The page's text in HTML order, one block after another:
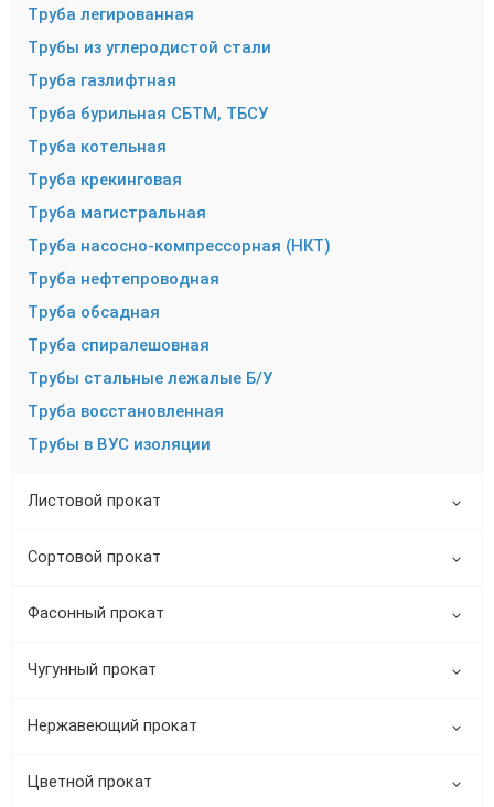
Труба легированная
Трубы из углеродистой стали
Труба газлифтная
Труба бурильная СБТМ, ТБСУ
Труба котельная
Труба крекинговая
Труба магистральная
Труба насосно-компрессорная (НКТ)
Труба нефтепроводная
Труба обсадная
Труба спиралешовная
Трубы стальные лежалые Б/У
Труба восстановленная
Трубы в ВУС изоляции
Листовой прокат
Сортовой прокат
Фасонный прокат
Чугунный прокат
Нержавеющий прокат
Цветной прокат